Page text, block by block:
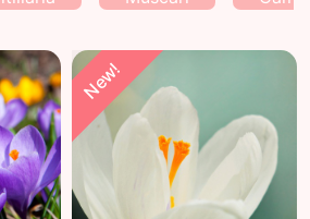
New!